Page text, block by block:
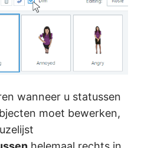
wanneer u statussen
moet bewerken,